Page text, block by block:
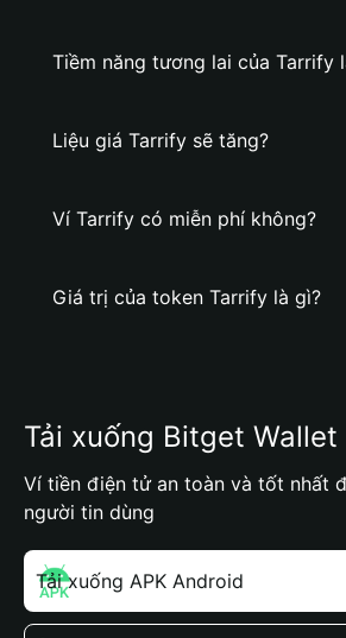
Tiềm năng tương lai của Tarrify
Liệu giá Tarrify sẽ tăng?
Ví Tarrify có miễn phí không?
Giá trị của token Tarrify là gì?
Tải xuống Bitget Wallet
Ví tiền điện tử an toàn và tốt nhất
người tin dùng
Tải xuống APK Android